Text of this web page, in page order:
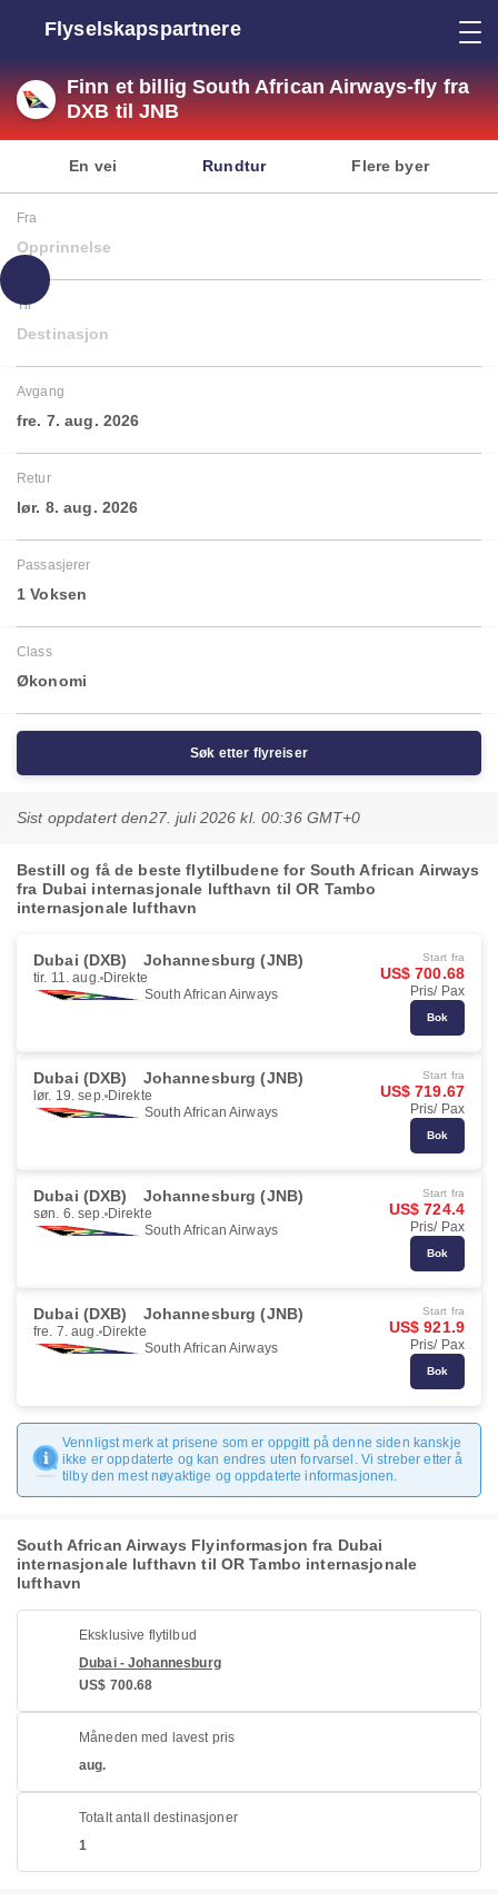
Flyselskapspartnere
Finn et billig South African Airways-fly fra
DXB til JNB
En vei Rundtur Flere byer
Fra
Opprinnelse
Til
Destinasjon
Avgang
fre. 7. aug. 2026
Retur
lør. 8. aug. 2026
Passasjerer
1 Voksen
Class
Økonomi
Søk etter flyreiser
Sist oppdatert den27. juli 2026 kl. 00:36 GMT+0
Bestill og få de beste flytilbudene for South African Airways
fra Dubai internasjonale lufthavn til OR Tambo
internasjonale lufthavn
Dubai (DXB) Johannesburg (JNB)
tir. 11. aug. Direkte
South African Airways
Start fra
US$ 700.68
Pris/ Pax
Bok
Dubai (DXB) Johannesburg (JNB)
lør. 19. sep. Direkte
South African Airways
Start fra
US$ 719.67
Pris/ Pax
Bok
Dubai (DXB) Johannesburg (JNB)
søn. 6. sep. Direkte
South African Airways
Start fra
US$ 724.4
Pris/ Pax
Bok
Dubai (DXB) Johannesburg (JNB)
fre. 7. aug. Direkte
South African Airways
Start fra
US$ 921.9
Pris/ Pax
Bok
Vennligst merk at prisene som er oppgitt på denne siden kanskje
ikke er oppdaterte og kan endres uten forvarsel. Vi streber etter å
tilby den mest nøyaktige og oppdaterte informasjonen.
South African Airways Flyinformasjon fra Dubai
internasjonale lufthavn til OR Tambo internasjonale
lufthavn
Eksklusive flytilbud
Dubai - Johannesburg
US$ 700.68
Måneden med lavest pris
aug.
Totalt antall destinasjoner
1